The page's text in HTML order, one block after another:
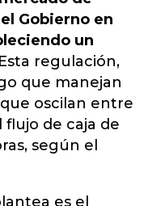
Gobierno en
un
Esta regulación,
que manejan
oscilan entre
flujo de caja de
según el
es el